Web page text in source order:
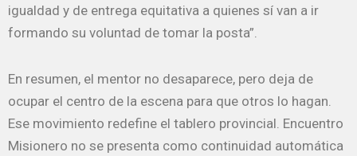
igualdad y de entrega equitativa a quienes sí van a ir
formando su voluntad de tomar la posta”.
En resumen, el mentor no desaparece, pero deja de
ocupar el centro de la escena para que otros lo hagan.
Ese movimiento redefine el tablero provincial. Encuentro
Misionero no se presenta como continuidad automática